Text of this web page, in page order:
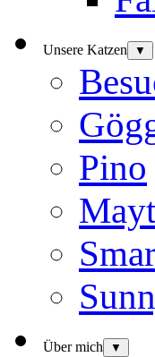
Unsere Katzen ▼
Pino
Über mich ▼